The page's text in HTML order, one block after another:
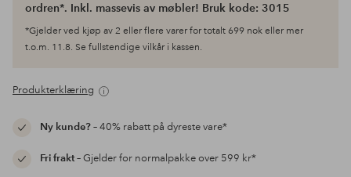
ordren*. Inkl. massevis av møbler! Bruk kode: 3015
*Gjelder ved kjøp av 2 eller flere varer for totalt 699 nok eller mer
t.o.m. 11.8. Se fullstendige vilkår i kassen.
Produkterklæring
Ny kunde?– 40% rabatt på dyreste vare*
Fri frakt– Gjelder for normalpakke over 599 kr*